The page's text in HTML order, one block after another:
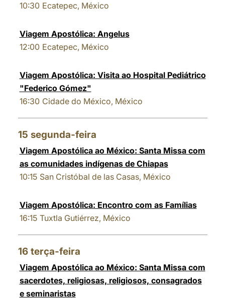
10:30 Ecatepec, México
Viagem Apostólica: Angelus
12:00 Ecatepec, México
Viagem Apostólica: Visita ao Hospital Pediátrico
"Federico Gómez"
16:30 Cidade do México, México
15 segunda-feira
Viagem Apostólica ao México: Santa Missa com
as comunidades indígenas de Chiapas
10:15 San Cristóbal de las Casas, México
Viagem Apostólica: Encontro com as Famílias
16:15 Tuxtla Gutiérrez, México
16 terça-feira
Viagem Apostólica ao México: Santa Missa com
sacerdotes, religiosas, religiosos, consagrados
e seminaristas